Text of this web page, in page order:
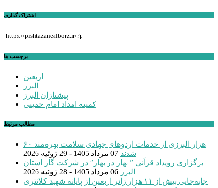
اشتراک گذاری
برچسب ها
اربعین
البرز
پیشتازان البرز
کمیته امداد امام خمینی
مطالب مرتبط
۶۰ هزار البرزی از خدمات اردوهای جهادی سلامت بهره‌مند
شدند 07 مرداد 1405 - 29 ژوئیه 2026
برگزاری رویداد قرآنی ” بهار در بهار” در شرکت گاز استان
البرز 06 مرداد 1405 - 28 ژوئیه 2026
جابه‌جایی بیش از ۱۱ هزار زائر اربعین از پایانه شهید کلانتری